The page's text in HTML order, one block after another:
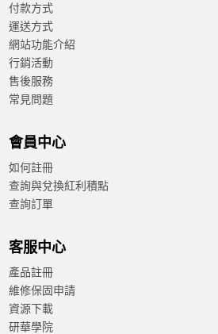
付款方式
運送方式
網站功能介紹
行銷活動
售後服務
常見問題
會員中心
如何註冊
查詢與兌換紅利積點
查詢訂單
客服中心
產品註冊
維修保固申請
資源下載
研華學院